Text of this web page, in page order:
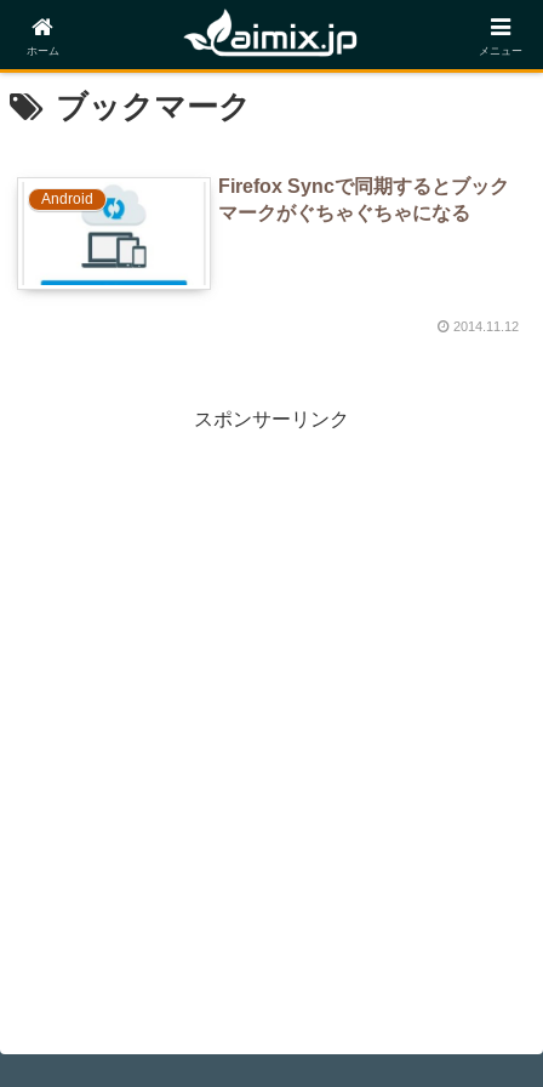
ブックマーク
Android
Firefox Syncで同期するとブック
マークがぐちゃぐちゃになる
2014.11.12
スポンサーリンク
ホーム メニュー